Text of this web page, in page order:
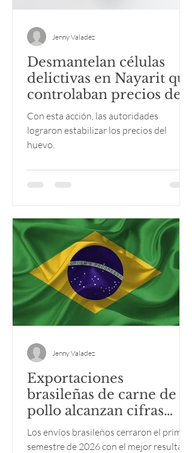
Desmantelan células
delictivas en Nayarit que
controlaban precios del
huevo
Con esta acción, las autoridades
lograron estabilizar los precios del
huevo.
Jenny Valadez
Exportaciones
brasileñas de carne de
pollo alcanzan cifras
récord en primer
semestre de 2026
Los envíos brasileños cerraron el primer
semestre de 2026 con el mejor resultado
Jenny Valadez